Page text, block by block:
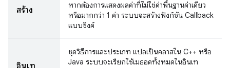
สร้าง
หากต้องการแสดงผลค่าที่ไม่ใช่ค่าพื้นฐานค่าเดียว
หรือมากกว่า 1 ค่า ระบบจะสร้างฟังก์ชัน Callback
แบบซิงค์
อินเท
ชุดวิธีการและประเภท แปลเป็นคลาสใน C++ หรือ
Java ระบบจะเรียกใช้เมธอดทั้งหมดในอินเท